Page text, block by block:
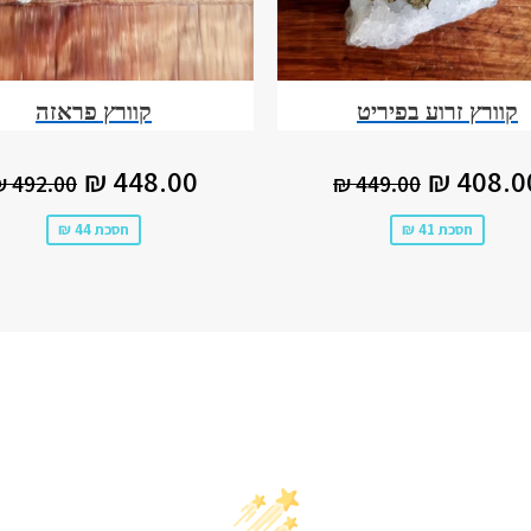
קוורץ פראזה
מחיר
מבצע
448.00 ₪
₪
מחיר
492.00 ₪
חסכת 44 ₪
קוורץ זרוע בפיריט
408.00
408.00
₪
מחיר רגיל
449.00 ₪
חסכת 41 ₪